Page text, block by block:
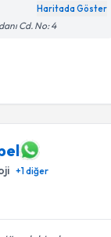
Haritada Göster
Cd. No: 4
+1diğer